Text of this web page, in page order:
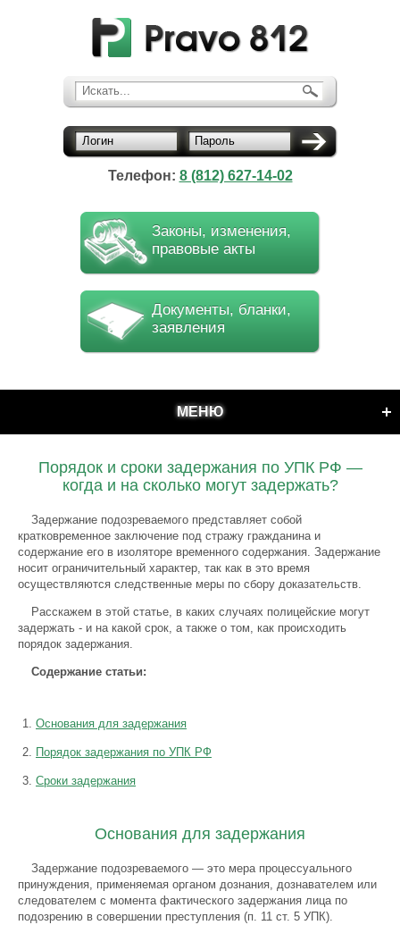
Искать...
Логин Пароль
Телефон: 8 (812) 627-14-02
Законы, изменения,
правовые акты
Документы, бланки,
заявления
МЕНЮ
Порядок и сроки задержания по УПК РФ —
когда и на сколько могут задержать?
Задержание подозреваемого представляет собой
кратковременное заключение под стражу гражданина и
содержание его в изоляторе временного содержания. Задержание
носит ограничительный характер, так как в это время
осуществляются следственные меры по сбору доказательств.
Расскажем в этой статье, в каких случаях полицейские могут
задержать - и на какой срок, а также о том, как происходить
порядок задержания.
Содержание статьи:
Основания для задержания
Порядок задержания по УПК РФ
Сроки задержания
Основания для задержания
Задержание подозреваемого — это мера процессуального
принуждения, применяемая органом дознания, дознавателем или
следователем с момента фактического задержания лица по
подозрению в совершении преступления (п. 11 ст. 5 УПК).